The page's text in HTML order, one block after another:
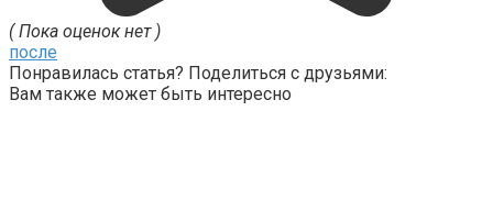
( Пока оценок нет )
после
Понравилась статья? Поделиться с друзьями:
Вам также может быть интересно